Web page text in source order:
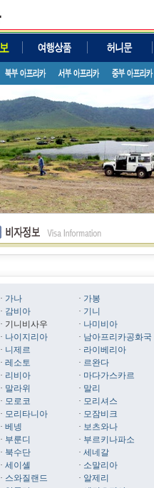
· 가나 · 가봉
· 감비아 · 기니
· 기니비사우
· 나미비아
· 나이지리아 · 남아프리카공화국
· 니제르 · 라이베리아
· 레소토 · 르완다
· 리비아 · 마다가스카르
· 말라위 · 말리
· 모로코 · 모리셔스
· 모리타니아 · 모잠비크
· 베넹 · 보츠와나
· 부룬디 · 부르키나파소
· 북수단 · 세네갈
· 세이셸 · 소말리아
· 스와질랜드 · 알제리